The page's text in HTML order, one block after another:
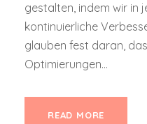
gestalten, indem wir in
kontinuierliche
glauben fest daran,
Optimierungen...
READ MORE